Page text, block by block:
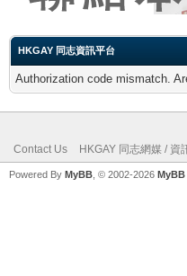
HKGAY 同志資訊平台
Authorization code mismatch.
Contact Us HKGAY 同志網媒 / 資
Powered By MyBB , © 2002-2026